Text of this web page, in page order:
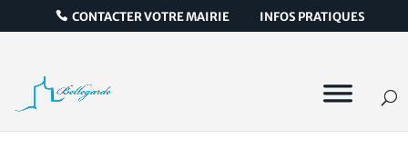
CONTACTER VOTRE MAIRIE INFOS PRATIQUES